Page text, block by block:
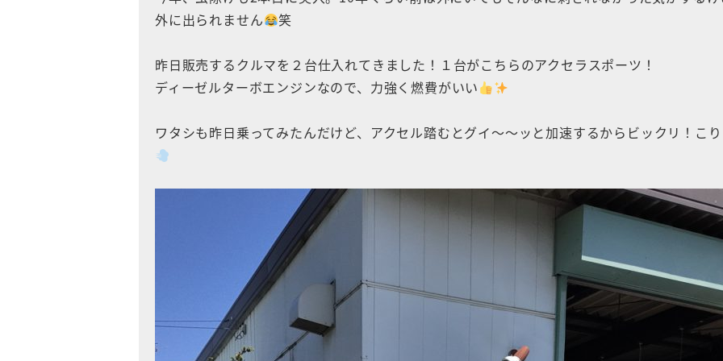
外に出られません
笑
昨日販売するクルマを２台仕入れてきました！１台がこちらのアクセラスポーツ！
ディーゼルターボエンジンなので、力強く燃費がいい
ワタシも昨日乗ってみたんだけど、アクセル踏むとグイ〜〜ッと加速するからビックリ！こ